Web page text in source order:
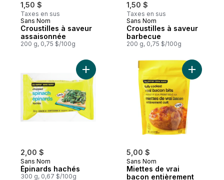
1,50 $
Taxes en sus
Préparé au Canada
Sans Nom
Croustilles à saveur
assaisonnée
200 g, 0,75 $/100g
1,50 $
Taxes en sus
Préparé au Canada
Sans Nom
Croustilles à saveur
barbecue
200 g, 0,75 $/100g
2,00 $
Sans Nom
Épinards hachés
300 g, 0,67 $/100g
Ajouter Épinards hachés au panier
5,00 $
Sans Nom
Miettes de vrai
bacon entièrement
Ajouter